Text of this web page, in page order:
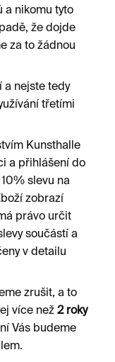
a nikomu tyto
že dojde
za to žádnou
a nejste tedy
třetími
Kunsthalle
a přihlášení do
slevu na
zobrazí
právo určit
součástí a
v detailu
zrušit, a to
více než 2 roky
Vás budeme